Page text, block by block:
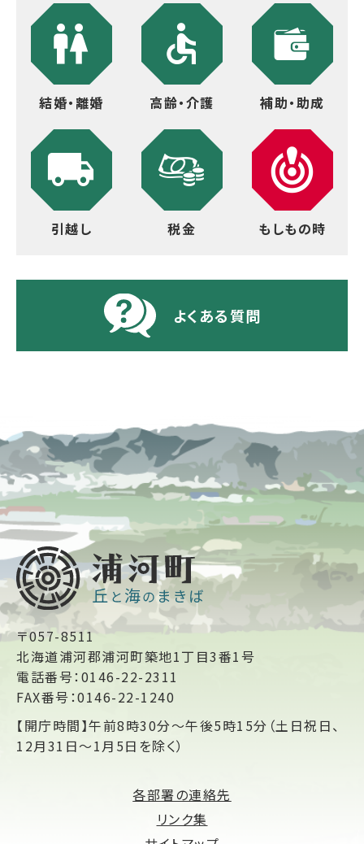
結婚・離婚 高齢・介護 補助・助成
引越し 税金 もしもの時
よくある質問
〒057-8511
北海道浦河郡浦河町築地1丁目3番1号
電話番号：0146-22-2311
FAX番号：0146-22-1240
【開庁時間】午前8時30分～午後5時15分（土日祝日、
12月31日～1月5日を除く）
各部署の連絡先
リンク集